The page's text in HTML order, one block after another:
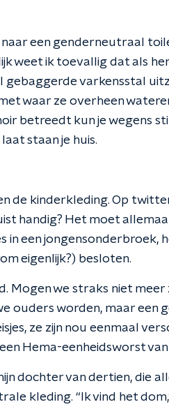
een genderneutraal
weet ik toevallig dat als
gebaggerde varkensstal
waar ze overheen
betreedt kun je wegens
staan je huis.
de kinderkleding. Op
handig? Het moet
in een jongensonderbroek,
eigenlijk?) besloten.
Mogen we straks niet
ouders worden, maar
ze zijn nou eenmaal
Hema-eenheidsworst
dochter van dertien, die
kleding. “Ik vind het